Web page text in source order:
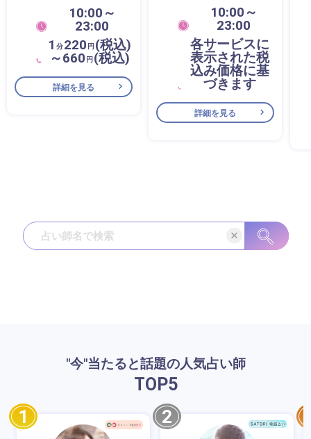
10:00～
23:00
1 分220 円(税込)
～660 円(税込)
詳細を見る
10:00～
23:00
各サービスに
表示された税
込み価格に基
づきます
詳細を見る
"今"当たると話題の人気占い師
TOP5
1 2